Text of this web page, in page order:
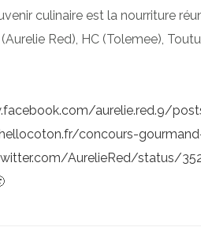
culinaire est la nourriture
Red), HC (Tolemee),
aurelie.red.9/
concours-
AurelieRed/status/